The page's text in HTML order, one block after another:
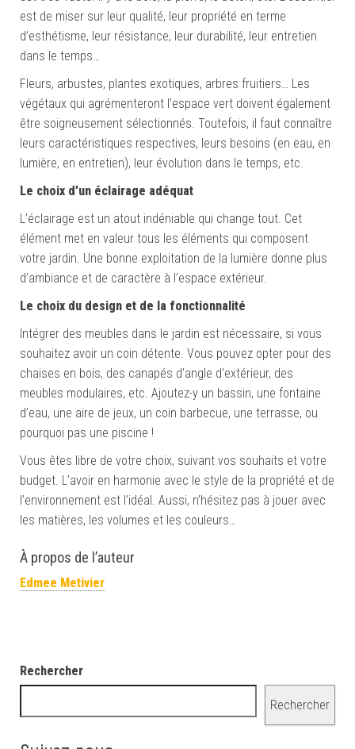
est de miser sur leur qualité, leur propriété en terme
d’esthétisme, leur résistance, leur durabilité, leur entretien
dans le temps…
Fleurs, arbustes, plantes exotiques, arbres fruitiers… Les
végétaux qui agrémenteront l’espace vert doivent également
être soigneusement sélectionnés. Toutefois, il faut connaître
leurs caractéristiques respectives, leurs besoins (en eau, en
lumière, en entretien), leur évolution dans le temps, etc.
Le choix d’un éclairage adéquat
L’éclairage est un atout indéniable qui change tout. Cet
élément met en valeur tous les éléments qui composent
votre jardin. Une bonne exploitation de la lumière donne plus
d’ambiance et de caractère à l’espace extérieur.
Le choix du design et de la fonctionnalité
Intégrer des meubles dans le jardin est nécessaire, si vous
souhaitez avoir un coin détente. Vous pouvez opter pour des
chaises en bois, des canapés d’angle d’extérieur, des
meubles modulaires, etc. Ajoutez-y un bassin, une fontaine
d’eau, une aire de jeux, un coin barbecue, une terrasse, ou
pourquoi pas une piscine !
Vous êtes libre de votre choix, suivant vos souhaits et votre
budget. L’avoir en harmonie avec le style de la propriété et de
l’environnement est l’idéal. Aussi, n’hésitez pas à jouer avec
les matières, les volumes et les couleurs…
À propos de l’auteur
Edmee Metivier
Rechercher
Rechercher